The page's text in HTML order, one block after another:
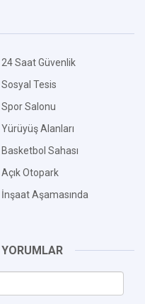
24 Saat Güvenlik
Sosyal Tesis
Spor Salonu
Yürüyüş Alanları
Basketbol Sahası
Açık Otopark
İnşaat Aşamasında